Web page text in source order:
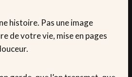
histoire. Pas une image
de votre vie, mise en pages